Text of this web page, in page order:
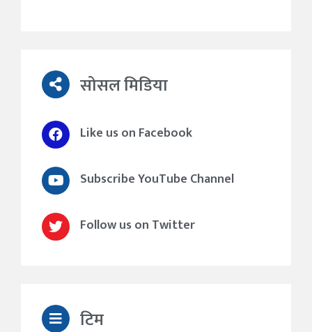
सोसल मिडिया
Like us on Facebook
Subscribe YouTube Channel
Follow us on Twitter
टिम